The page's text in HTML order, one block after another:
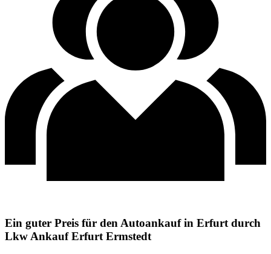
Ein guter Preis für den Autoankauf in Erfurt durch
Lkw Ankauf Erfurt Ermstedt